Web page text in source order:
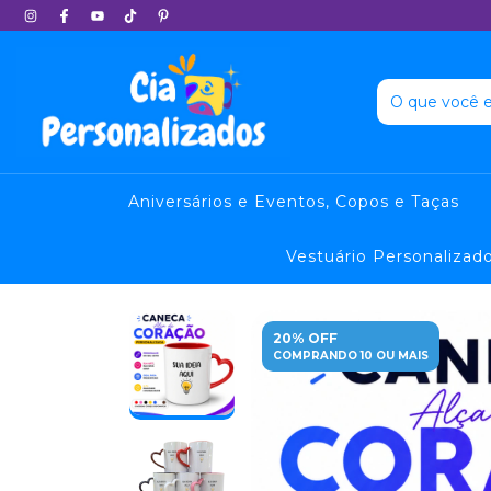
Aniversários e Eventos, Copos e Taças
Vestuário
20% OFF
COMPRANDO 10 OU MAIS